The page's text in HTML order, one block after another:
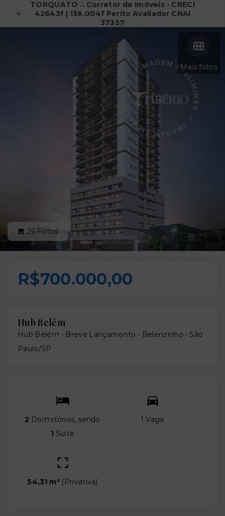
TORQUATO ∴ Corretor de Imóveis - CRECI
42643f | 136.004f Perito Avaliador CNAI
37357
Mais fotos
26 Fotos
R$700.000,00
Hub Belém
Hub Belém - Breve Lançamento - Belenzinho - São
Paulo/SP
2 Dormitórios, sendo
1 Suíte
1 Vaga
54,31 m² ( Privativa)